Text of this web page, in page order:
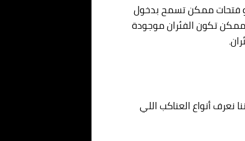
أو فتحات ممكن تسمح بدخول
تكون الفئران موجودة
أنواع العناكب اللي